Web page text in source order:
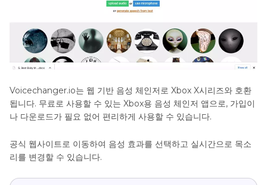
Voicechanger.io는 웹 기반 음성 체인저로 Xbox X시리즈와 호환
됩니다. 무료로 사용할 수 있는 Xbox용 음성 체인저 앱으로, 가입이
나 다운로드가 필요 없어 편리하게 사용할 수 있습니다.
공식 웹사이트로 이동하여 음성 효과를 선택하고 실시간으로 목소
리를 변경할 수 있습니다.